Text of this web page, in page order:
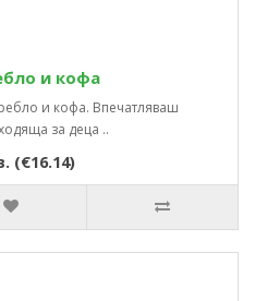
и кофа
и кофа. Впечатляваш
за деца ..
(€16.14)